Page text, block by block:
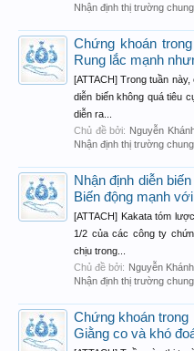
Nhận định thị trường chung
Chứng khoán
Rung lắc mạnh
[ATTACH] Trong tuần
diễn biến không quá tiêu
diễn ra...
Chủ đề bởi: Nguyễn
Nhận định thị trường chung
Nhận định diễn
Biến động mạnh
[ATTACH] Kakata tóm
1/2 của các công ty
chịu trong...
Chủ đề bởi: Nguyễn
Nhận định thị trường chung
Chứng khoán trong
Giằng co và khó